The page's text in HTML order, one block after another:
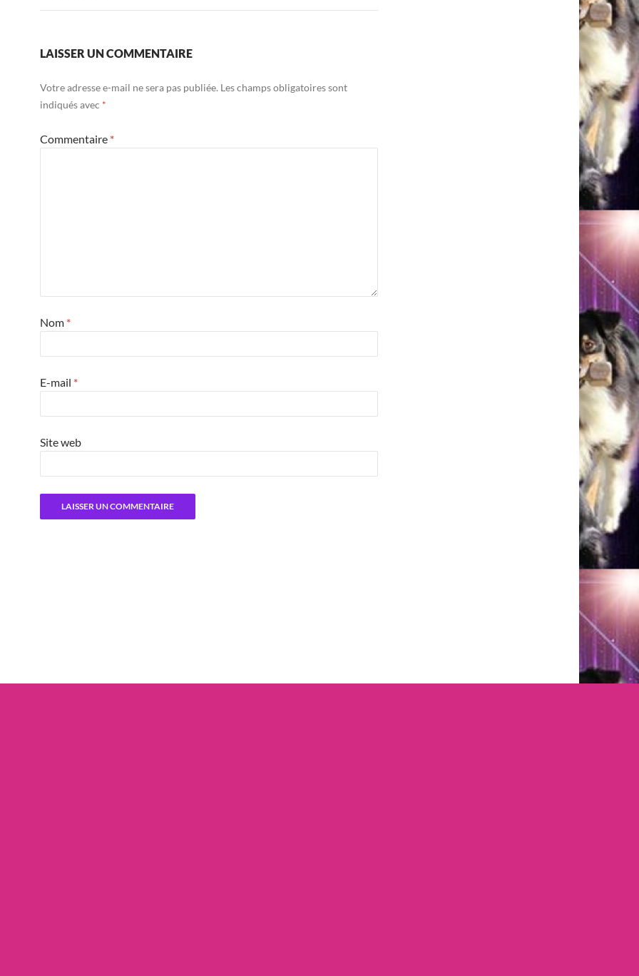
LAISSER UN COMMENTAIRE
Votre adresse e-mail ne sera pas publiée. Les champs obligatoires sont
indiqués avec *
Commentaire *
Nom *
E-mail *
Site web